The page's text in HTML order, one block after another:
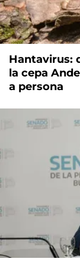
Hantavirus:
la cepa
a persona